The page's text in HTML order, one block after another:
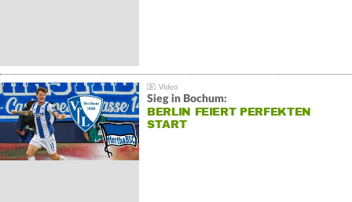
Sieg in Bochum:
BERLIN FEIERT PERFEKTEN
START